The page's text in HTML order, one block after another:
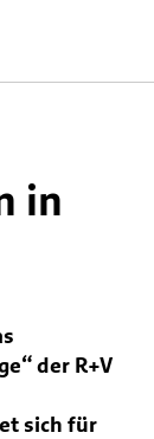
in
der R+V
sich für